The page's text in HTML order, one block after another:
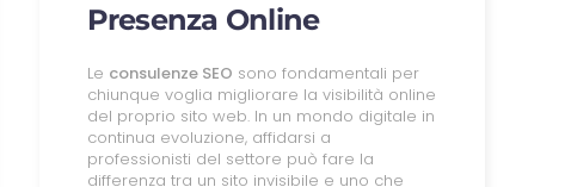
Presenza Online
Le consulenze SEO sono fondamentali per
chiunque voglia migliorare la visibilità online
del proprio sito web. In un mondo digitale in
continua evoluzione, affidarsi a
professionisti del settore può fare la
differenza tra un sito invisibile e uno che